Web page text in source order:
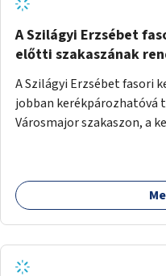
A Szilágyi Erzsébet
előtti szakaszának
A Szilágyi Erzsébet fasori
jobban kerékpározhatóvá
Városmajor szakaszon, a
forgalomtól való jobb
útvonal kijelölésével.